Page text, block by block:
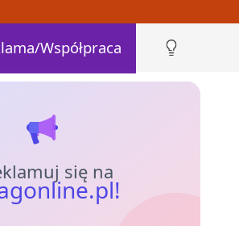
Współpraca
się na